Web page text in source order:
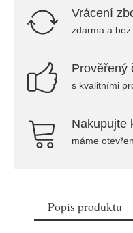
Vrácení
zdarma a bez
Prověřený
s kvalitními
Nakupujte
máme
Popis produktu